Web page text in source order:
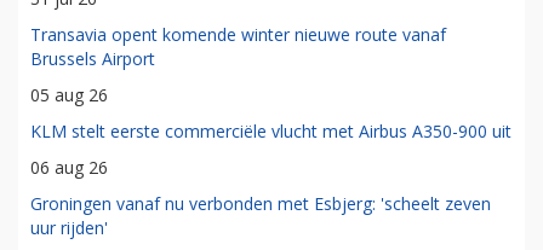
Transavia opent komende winter nieuwe route vanaf
Brussels Airport
05 aug 26
KLM stelt eerste commerciële vlucht met Airbus A350-900 uit
06 aug 26
Groningen vanaf nu verbonden met Esbjerg: 'scheelt zeven
uur rijden'